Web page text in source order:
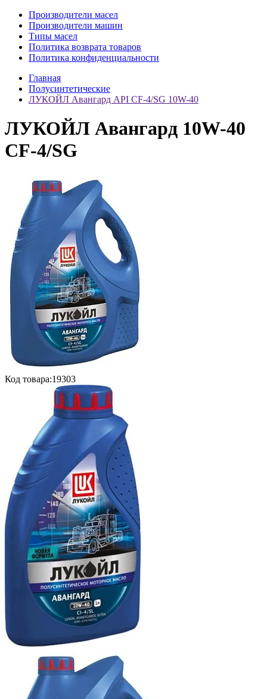
Производители масел
Производители машин
Типы масел
Политика возврата товаров
Политика конфиденциальности
Главная
Полусинтетические
ЛУКОЙЛ Авангард API CF-4/SG 10W-40
ЛУКОЙЛ Авангард 10W-40
CF-4/SG
Код товара:19303